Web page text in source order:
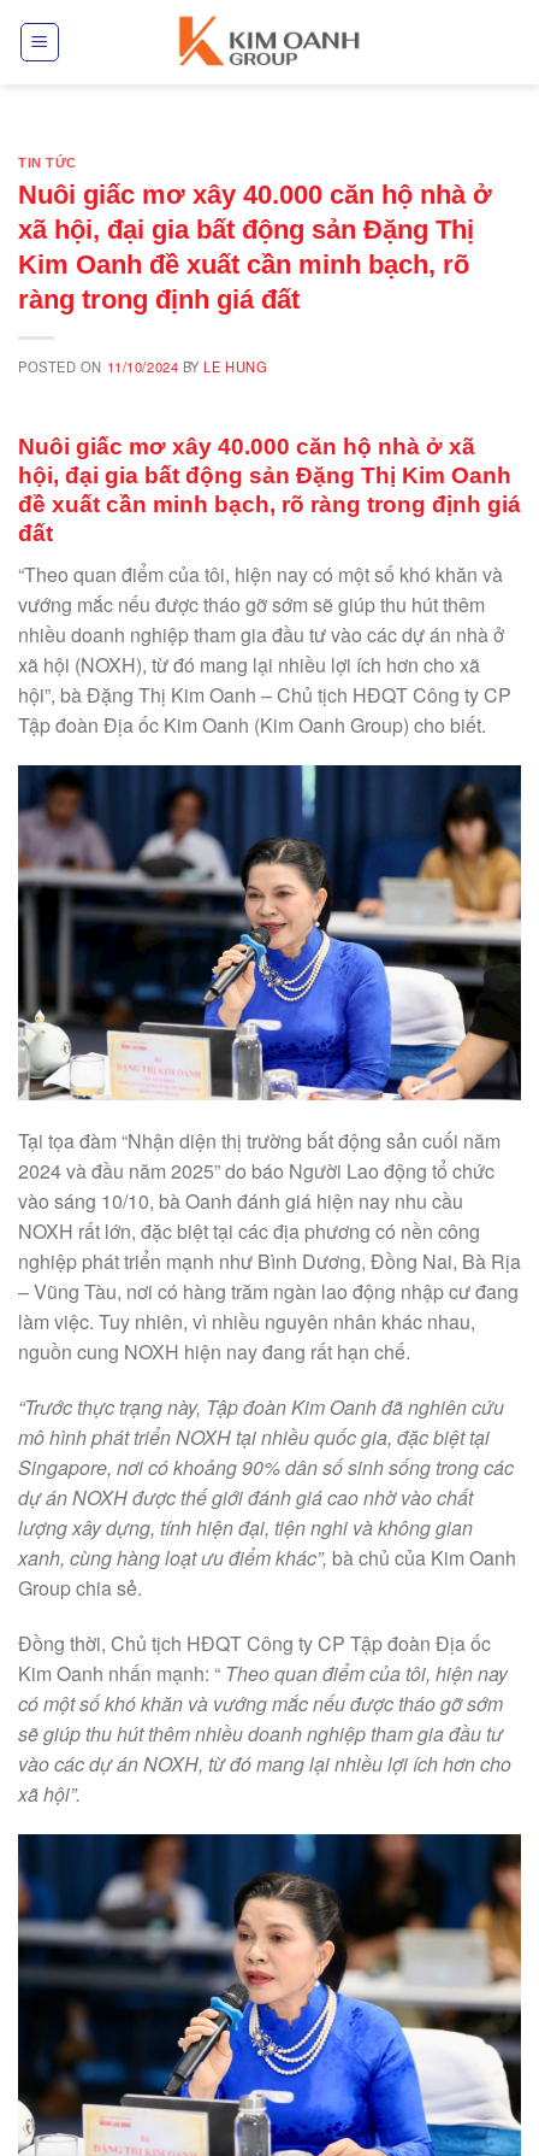
TIN TỨC
Nuôi giấc mơ xây 40.000 căn hộ nhà ở
xã hội, đại gia bất động sản Đặng Thị
Kim Oanh đề xuất cần minh bạch, rõ
ràng trong định giá đất
POSTED ON 11/10/2024 BYLE HUNG
Nuôi giấc mơ xây 40.000 căn hộ nhà ở xã
hội, đại gia bất động sản Đặng Thị Kim Oanh
đề xuất cần minh bạch, rõ ràng trong định giá
đất
“Theo quan điểm của tôi, hiện nay có một số khó khăn và
vướng mắc nếu được tháo gỡ sớm sẽ giúp thu hút thêm
nhiều doanh nghiệp tham gia đầu tư vào các dự án nhà ở
xã hội (NOXH), từ đó mang lại nhiều lợi ích hơn cho xã
hội”, bà Đặng Thị Kim Oanh – Chủ tịch HĐQT Công ty CP
Tập đoàn Địa ốc Kim Oanh (Kim Oanh Group) cho biết.
Tại tọa đàm “Nhận diện thị trường bất động sản cuối năm
2024 và đầu năm 2025” do báo Người Lao động tổ chức
vào sáng 10/10, bà Oanh đánh giá hiện nay nhu cầu
NOXH rất lớn, đặc biệt tại các địa phương có nền công
nghiệp phát triển mạnh như Bình Dương, Đồng Nai, Bà Rịa
– Vũng Tàu, nơi có hàng trăm ngàn lao động nhập cư đang
làm việc. Tuy nhiên, vì nhiều nguyên nhân khác nhau,
nguồn cung NOXH hiện nay đang rất hạn chế.
“Trước thực trạng này, Tập đoàn Kim Oanh đã nghiên cứu
mô hình phát triển NOXH tại nhiều quốc gia, đặc biệt tại
Singapore, nơi có khoảng 90% dân số sinh sống trong các
dự án NOXH được thế giới đánh giá cao nhờ vào chất
lượng xây dựng, tính hiện đại, tiện nghi và không gian
xanh, cùng hàng loạt ưu điểm khác”, bà chủ của Kim Oanh
Group chia sẻ.
Đồng thời, Chủ tịch HĐQT Công ty CP Tập đoàn Địa ốc
Kim Oanh nhấn mạnh: “ Theo quan điểm của tôi, hiện nay
có một số khó khăn và vướng mắc nếu được tháo gỡ sớm
sẽ giúp thu hút thêm nhiều doanh nghiệp tham gia đầu tư
vào các dự án NOXH, từ đó mang lại nhiều lợi ích hơn cho
xã hội”.